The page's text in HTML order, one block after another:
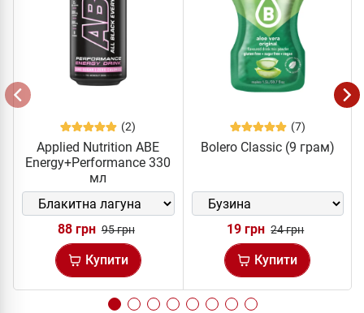
(2)
Applied Nutrition ABE
Energy+Performance 330
мл
88 грн 95 грн
Купити
(7)
Bolero Classic (9 грам)
19 грн 24 грн
Купити